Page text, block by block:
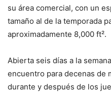
su área comercial, con un
tamaño al de la temporada
aproximadamente 8,000 ft².
Abierta seis días a la
encuentro para decenas de
durante y después de los